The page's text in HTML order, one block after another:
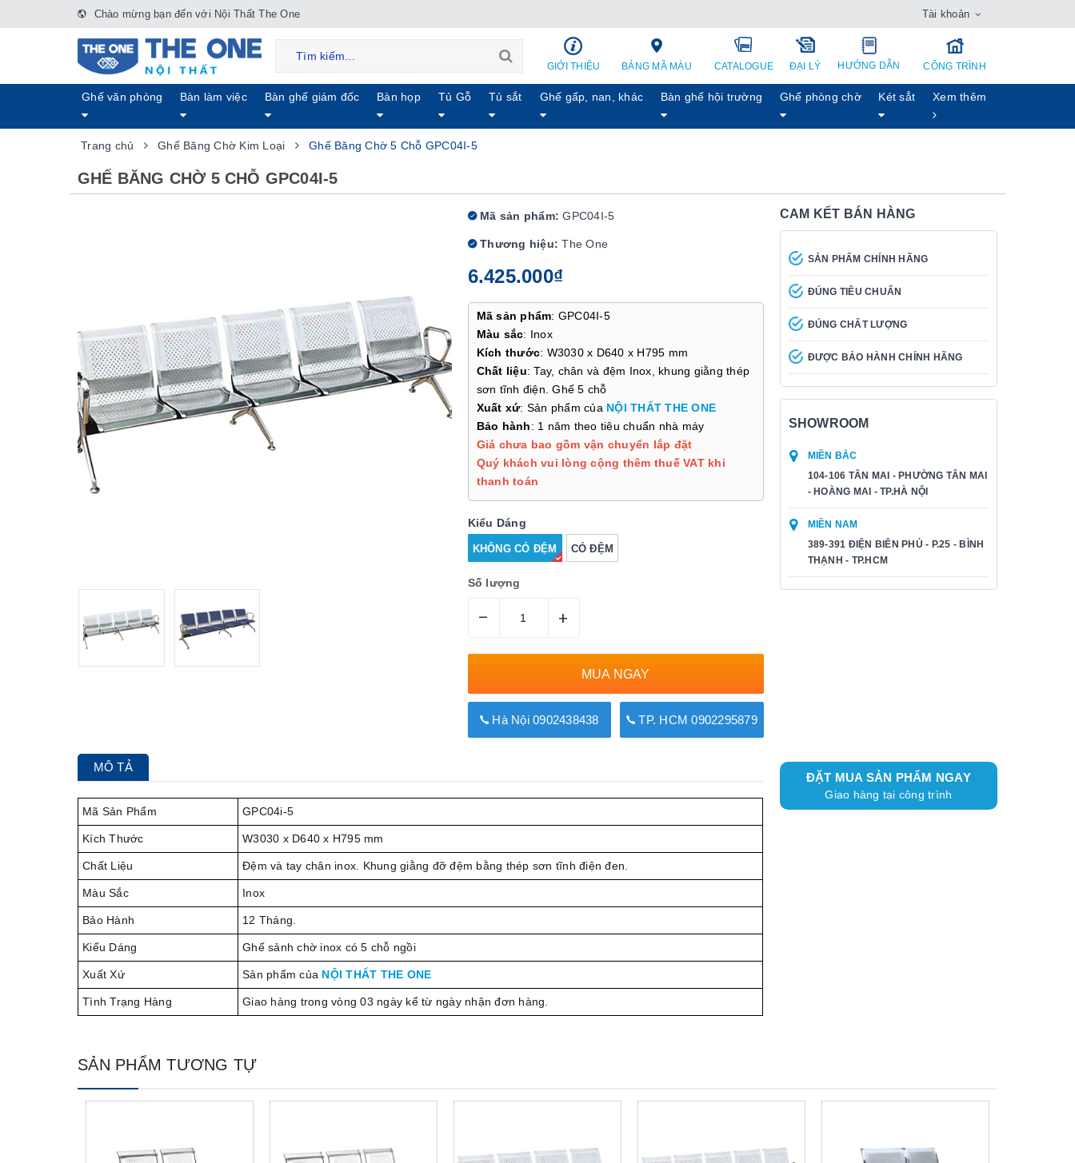
Chào mừng bạn đến với Nội Thất The One Tài khoản
GIỚI THIỆU BẢNG MÃ MÀU CATALOGUE ĐẠI LÝ HƯỚNG DẪN CÔNG TRÌNH
Ghế văn phòng Bàn làm việc Bàn ghế giám đốc Bàn họp Tủ Gỗ Tủ sắt Ghế gấp, nan, khác Bàn ghế hội trường Ghế phòng chờ Két sẳt Xem thêm
Trang chủ Ghế Băng Chờ Kim Loại Ghế Băng Chờ 5 Chỗ GPC04I-5
GHẾ BĂNG CHỜ 5 CHỖ GPC04I-5
Mã sản phẩm: GPC04I-5
Thương hiệu: The One
6.425.000₫
Mã sản phẩm: GPC04I-5
Màu sắc: Inox
Kích thước: W3030 x D640 x H795 mm
Chất liệu: Tay, chân và đệm Inox, khung giằng thép
sơn tĩnh điện. Ghế 5 chỗ
Xuất xứ: Sản phẩm của NỘI THẤT THE ONE
Bảo hành: 1 năm theo tiêu chuẩn nhà máy
Giá chưa bao gồm vận chuyển lắp đặt
Quý khách vui lòng cộng thêm thuế VAT khi
thanh toán
Kiểu Dáng
KHÔNG CÓ ĐỆM CÓ ĐỆM
Số lượng
– +
MUA NGAY
Hà Nội 0902438438 TP. HCM 0902295879
CAM KẾT BÁN HÀNG
SẢN PHẨM CHÍNH HÃNG
ĐÚNG TIÊU CHUẨN
ĐÚNG CHẤT LƯỢNG
ĐƯỢC BẢO HÀNH CHÍNH HÃNG
SHOWROOM
MIỀN BẮC
104-106 TÂN MAI - PHƯỜNG TÂN MAI
- HOÀNG MAI - TP.HÀ NỘI
MIỀN NAM
389-391 ĐIỆN BIÊN PHỦ - P.25 - BÌNH
THẠNH - TP.HCM
MÔ TẢ
Mã Sản Phẩm GPC04i-5
Kích Thước W3030 x D640 x H795 mm
Chất Liệu Đệm và tay chân inox. Khung giằng đỡ đệm bằng thép sơn tĩnh điện đen.
Màu Sắc Inox
Bảo Hành 12 Tháng.
Kiểu Dáng Ghế sảnh chờ inox có 5 chỗ ngồi
Xuất Xứ Sản phẩm của NỘI THẤT THE ONE
Tình Trạng Hàng Giao hàng trong vòng 03 ngày kể từ ngày nhận đơn hàng.
ĐẶT MUA SẢN PHẨM NGAY
Giao hàng tại công trình
SẢN PHẨM TƯƠNG TỰ